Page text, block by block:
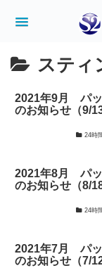
スティ
2021年9月 パッ
のお知らせ（9/
24時
2021年8月 パッ
のお知らせ（8/
24時
2021年7月 パッ
のお知らせ（7/